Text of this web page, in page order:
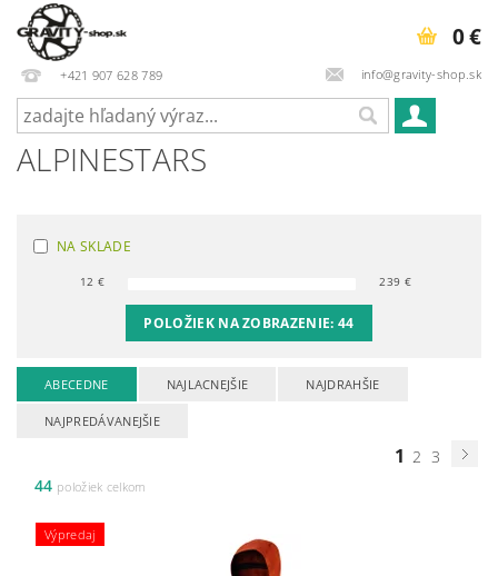
+421 907 628 789 info@gravity-shop.sk
0 €
ALPINESTARS
NA SKLADE
12 € 239 €
POLOŽIEK NA ZOBRAZENIE:44
ABECEDNE NAJLACNEJŠIE NAJDRAHŠIE
NAJPREDÁVANEJŠIE
1 2 3
44 položiek celkom
Výpredaj